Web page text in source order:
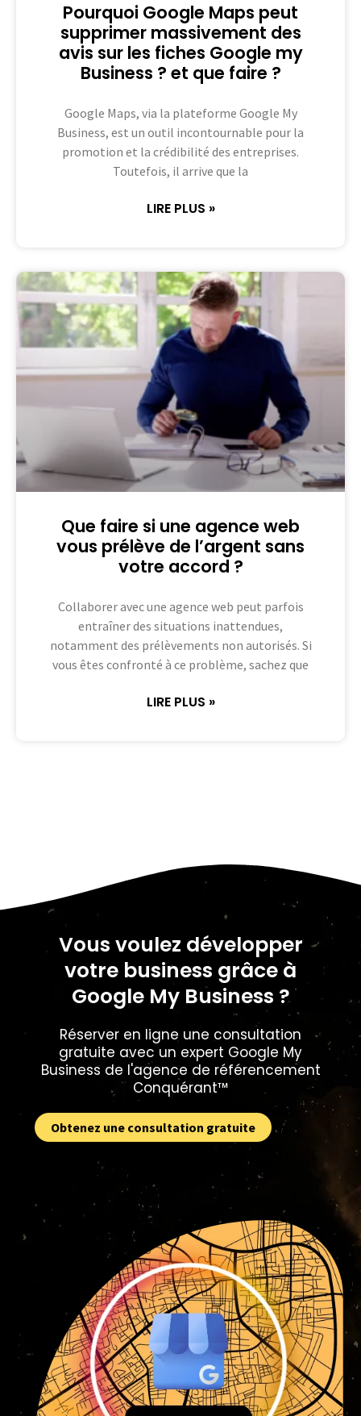
Pourquoi Google Maps peut
supprimer massivement des
avis sur les fiches Google my
Business ? et que faire ?
Google Maps, via la plateforme Google My
Business, est un outil incontournable pour la
promotion et la crédibilité des entreprises.
Toutefois, il arrive que la
LIRE PLUS »
Que faire si une agence web
vous prélève de l’argent sans
votre accord ?
Collaborer avec une agence web peut parfois
entraîner des situations inattendues,
notamment des prélèvements non autorisés. Si
vous êtes confronté à ce problème, sachez que
LIRE PLUS »
Vous voulez développer
votre business grâce à
Google My Business ?
Réserver en ligne une consultation
gratuite avec un expert Google My
Business de l'agence de référencement
Conquérant™️
Obtenez une consultation gratuite